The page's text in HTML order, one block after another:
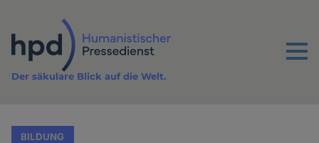
Inhalt
Menu
Der säkulare Blick auf die Welt.
BILDUNG